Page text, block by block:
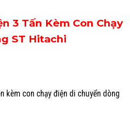
3 Tấn Kèm Con Chạy
ST Hitachi
kèm con chạy điện di chuyển dòng